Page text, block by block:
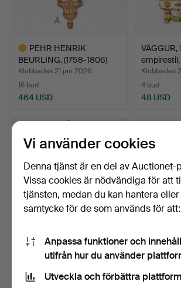
PEHR HENRIK
BEURLING. (1758-1806)
väggpend…
Klubbades 21 jan 2026
16 bud
464 USD
föremål
Klubbades
4 bud
48 USD
VÄGGPENDYL,
gustaviansk, Claes Hinric
7 bud
1800-
42 bud
Vi använder cookies
Denna tjänst är en del av Auctionet-
Vissa cookies är nödvändiga för att
tjänsten, medan du kan hantera
samtycke för de som används för att:
Anpassa funktioner och
utifrån hur du använder
Utveckla och förbättra